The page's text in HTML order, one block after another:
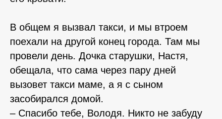
В общем я вызвал такси, и мы втроем
поехали на другой конец города. Там мы
провели день. Дочка старушки, Настя,
обещала, что сама через пару дней
вызовет такси маме, а я с сыном
засобирался домой. ⠀⠀⠀
– Спасибо тебе, Володя. Никто не забуду